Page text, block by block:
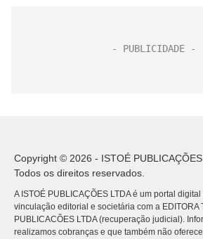
Copyright © 2026 - ISTOÉ
Todos os direitos reservados.
A ISTOÉ PUBLICAÇÕES LTDA é um portal
vinculação editorial e societária com a EDITORA
PUBLICACÕES LTDA (recuperação judicial).
realizamos cobranças e que também não